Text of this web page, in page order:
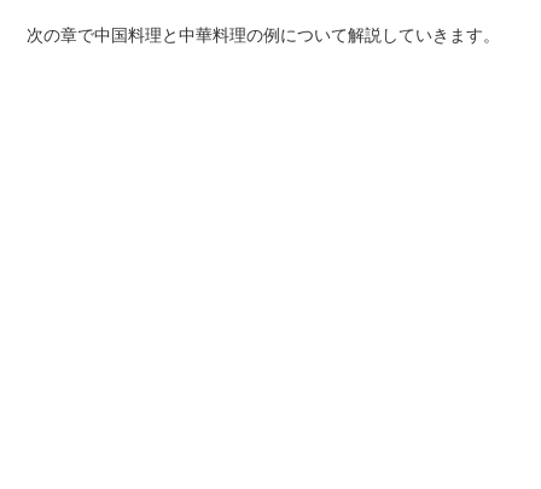
次の章で中国料理と中華料理の例について解説していきます。